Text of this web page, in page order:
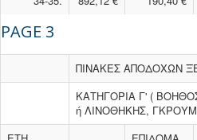
PAGE 3
ΠΙΝΑΚΕΣ ΑΠΟΔΟΧΩΝ
ΚΑΤΗΓΟΡΙΑ Γ' (
ή ΛΙΝΟΘΗΚΗΣ,